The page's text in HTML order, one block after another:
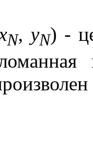
N, yN) -